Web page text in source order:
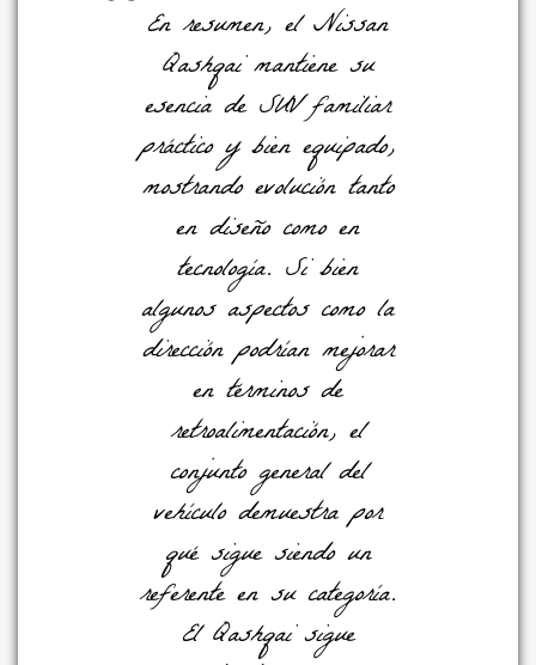
En resumen, el Nissan
Qashqai mantiene su
esencia de SUV familiar
práctico y bien equipado,
mostrando evolución tanto
en diseño como en
tecnología. Si bien
algunos aspectos como la
dirección podrían mejorar
en términos de
retroalimentación, el
conjunto general del
vehículo demuestra por
qué sigue siendo un
referente en su categoría.
El Qashqai sigue